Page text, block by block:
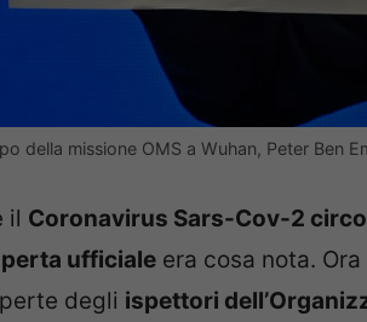
della missione OMS a Wuhan, Peter Ben
il Coronavirus Sars-Cov-2
ufficiale era cosa nota. Ora
degli ispettori